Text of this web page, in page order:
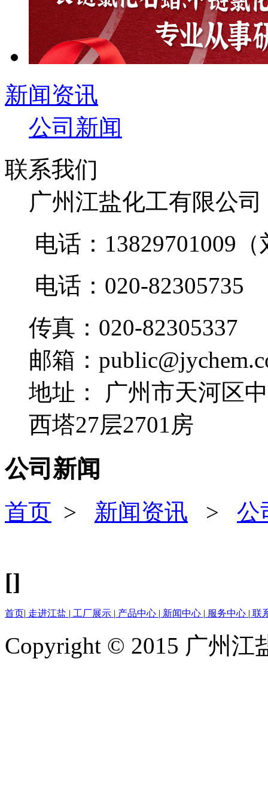
新闻资讯
公司新闻
联系我们
广州江盐化工有限公
电话：13829701009
电话：020-82305735
传真：020-82305337
邮箱：
地址：
广州市天河区
西塔27层2701房
公司新闻
首页 > 新闻资讯 > 公
[]
首页| 走进江盐 | 工厂展示 | 产品中心 | 新闻中心 | 服务中心 | 联
Copyright © 2015 广州江